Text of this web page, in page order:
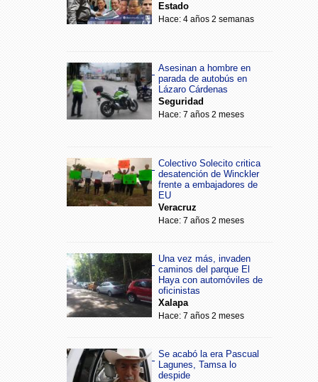
Estado
Hace: 4 años 2 semanas
Asesinan a hombre en
parada de autobús en
Lázaro Cárdenas
Seguridad
Hace: 7 años 2 meses
Colectivo Solecito critica
desatención de Winckler
frente a embajadores de
EU
Veracruz
Hace: 7 años 2 meses
Una vez más, invaden
caminos del parque El
Haya con automóviles de
oficinistas
Xalapa
Hace: 7 años 2 meses
Se acabó la era Pascual
Lagunes, Tamsa lo
despide